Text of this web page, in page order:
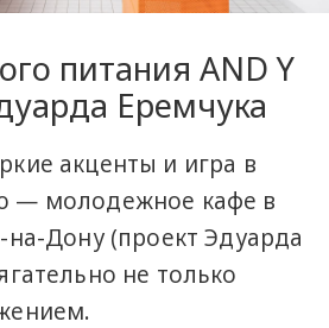
питания AND Y
Еремчука
акценты и игра в
— молодежное кафе в
на-Дону (проект Эдуарда
не только